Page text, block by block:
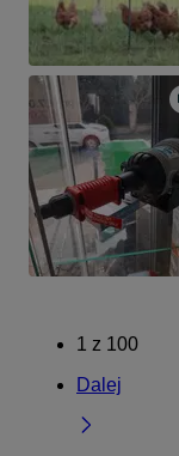
1 z 100
Dalej